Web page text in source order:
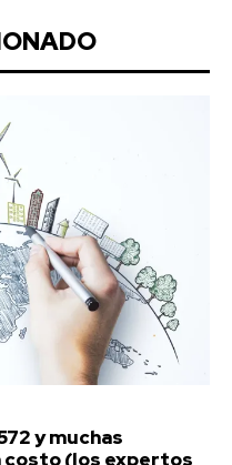
y muchas
costo (los expertos